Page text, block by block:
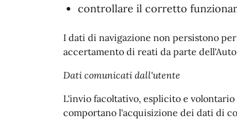
controllare il corretto
I dati di navigazione non persistono
accertamento di reati da parte
Dati comunicati dall'utente
L'invio facoltativo, esplicito e
comportano l'acquisizione dei dati di